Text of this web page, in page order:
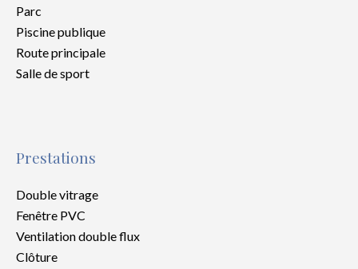
Parc
Piscine publique
Route principale
Salle de sport
Prestations
Double vitrage
Fenêtre PVC
Ventilation double flux
Clôture